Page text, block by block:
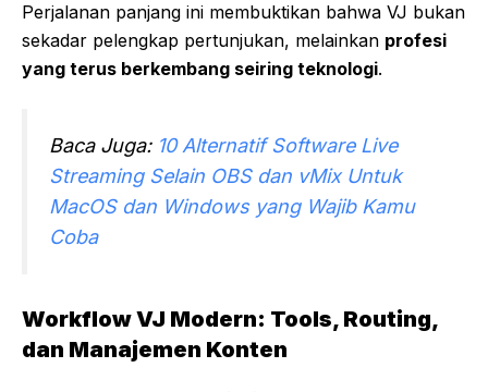
Perjalanan panjang ini membuktikan bahwa VJ bukan
sekadar pelengkap pertunjukan, melainkan profesi
yang terus berkembang seiring teknologi.
Baca Juga: 10 Alternatif Software Live
Streaming Selain OBS dan vMix Untuk
MacOS dan Windows yang Wajib Kamu
Coba
Workflow VJ Modern: Tools, Routing,
dan Manajemen Konten